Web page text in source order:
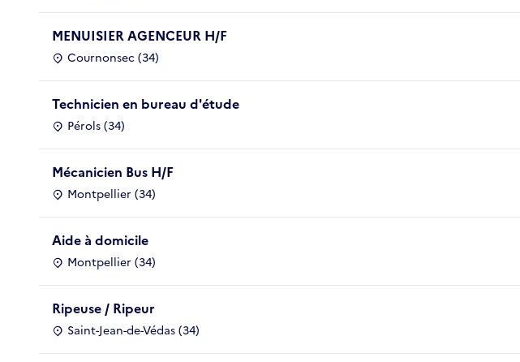
MENUISIER AGENCEUR H/F
Cournonsec (34)
Technicien en bureau d'étude
Pérols (34)
Mécanicien Bus H/F
Montpellier (34)
Aide à domicile
Montpellier (34)
Ripeuse / Ripeur
Saint-Jean-de-Védas (34)